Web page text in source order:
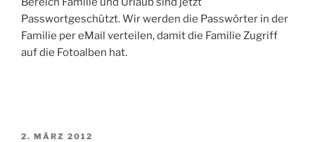
Passwortgeschützt. Wir werden die Passwörter in der
Familie per eMail verteilen, damit die Familie Zugriff
auf die Fotoalben hat.
VERÖFFENTLICHT
2. MÄRZ 2012